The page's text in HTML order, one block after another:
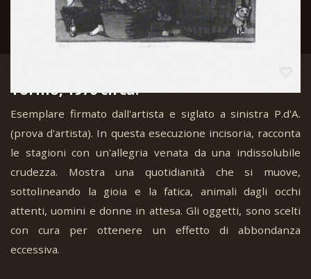
Torino, 1970 circa.
Esemplare firmato dall'artista e siglato a sinistra P.d'A.
(prova d'artista). In questa esecuzione incisoria, racconta
le stagioni con un'allegria venata da una indissolubile
crudezza. Mostra una quotidianità che si muove,
sottolineando la gioia e la fatica, animali dagli occhi
attenti, uomini e donne in attesa. Gli oggetti, sono scelti
con cura per ottenere un effetto di abbondanza
eccessiva.